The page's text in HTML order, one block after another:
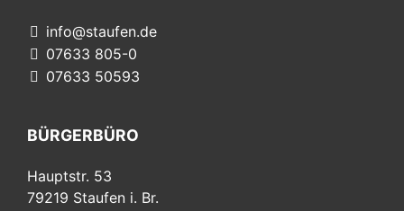
info@staufen.de
07633 805-0
07633 50593
BÜRGERBÜRO
Hauptstr. 53
79219 Staufen i. Br.